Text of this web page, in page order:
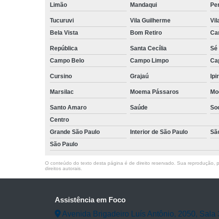
Limão Mandaqui
Tucuruvi Vila Guilherme
Bela Vista
Bom Retiro
República Santa Cecília
Sé
Campo Belo
Campo Limpo
Cursino Grajaú
Marsilac Moema Pássaros
Santo Amaro Saúde
Centro
Grande São Paulo
Interior de São Paulo
São Paulo
O conteúdo do texto desta página é de direito reservado. Sua reprodução,
direitos autorais
Assistência em Foco
Avenida Brigadeiro Luís Antônio, 2050, Sala